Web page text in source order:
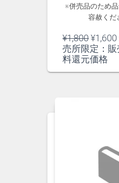
※併売品のため
容赦くだ
¥1,800元
の
価
¥1,600
売所限定：販
料還元価格